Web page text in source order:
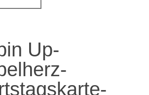
Up-